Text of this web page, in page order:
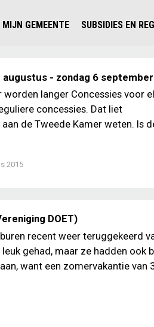
MIJN GEMEENTE
VVE
SUBSIDIES EN
augustus - zondag 6
langer Concessies voor
concessies. Dat liet
de Tweede Kamer weten. Is
2015
DOET)
recent weer teruggekeerd
gehad, maar ze hadden ook
want een zomervakantie van